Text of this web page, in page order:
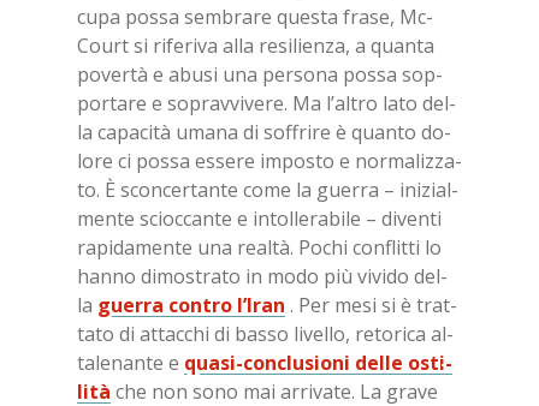
cupa pos­sa sem­bra­re que­sta fra­se, Mc­
Court si ri­fe­ri­va alla re­si­lien­za, a quan­ta
po­ver­tà e abu­si una per­so­na pos­sa sop­
por­ta­re e so­prav­vi­ve­re. Ma l’al­tro lato del­
la ca­pa­ci­tà uma­na di sof­fri­re è quan­to do­
lo­re ci pos­sa es­se­re im­po­sto e nor­ma­liz­za­
to. È scon­cer­tan­te come la guer­ra – ini­zial­
men­te scioc­can­te e in­tol­le­ra­bi­le – di­ven­ti
ra­pi­da­men­te una real­tà. Po­chi con­flit­ti lo
han­no di­mo­stra­to in modo più vi­vi­do del­
la guer­ra con­tro l’I­ran . Per mesi si è trat­
ta­to di at­tac­chi di bas­so li­vel­lo, re­to­ri­ca al­
ta­le­nan­te e qua­si-con­clu­sio­ni del­le osti­
li­tà che non sono mai ar­ri­va­te. La gra­ve